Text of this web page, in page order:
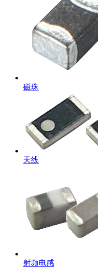
磁珠
天线
射频电感